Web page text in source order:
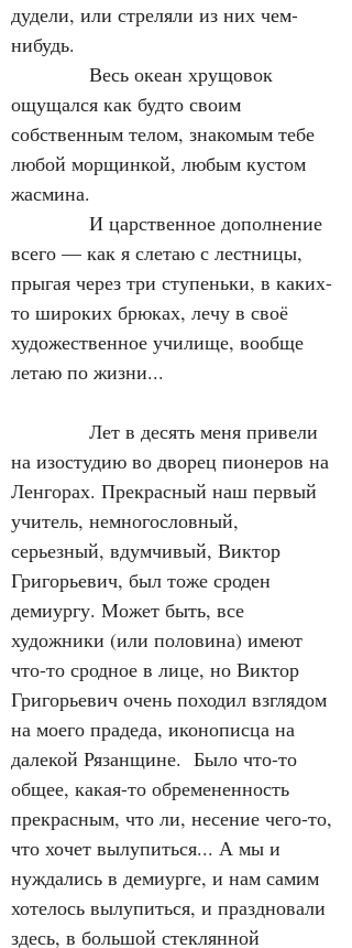
дудели, или стреляли из них чем-
нибудь.
Весь океан хрущовок
ощущался как будто своим
собственным телом, знакомым тебе
любой морщинкой, любым кустом
жасмина.
И царственное дополнение
всего — как я слетаю с лестницы,
прыгая через три ступеньки, в каких-
то широких брюках, лечу в своё
художественное училище, вообще
летаю по жизни...
Лет в десять меня привели
на изостудию во дворец пионеров на
Ленгорах. Прекрасный наш первый
учитель, немногословный,
серьезный, вдумчивый, Виктор
Григорьевич, был тоже сроден
демиургу. Может быть, все
художники (или половина) имеют
что-то сродное в лице, но Виктор
Григорьевич очень походил взглядом
на моего прадеда, иконописца на
далекой Рязанщине.  Было что-то
общее, какая-то обремененность
прекрасным, что ли, несение чего-то,
что хочет вылупиться... А мы и
нуждались в демиурге, и нам самим
хотелось вылупиться, и праздновали
здесь, в большой стеклянной